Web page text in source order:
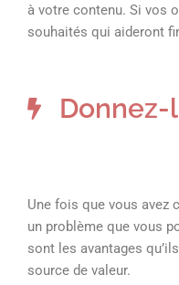
à votre contenu. Si vos
souhaités qui aideront
Donnez-
Une fois que vous avez
un problème que vous
sont les avantages
source de valeur.